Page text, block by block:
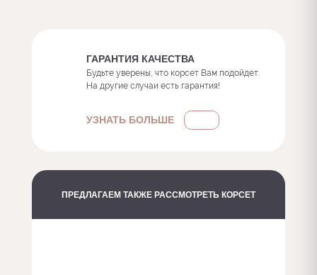
ГАРАНТИЯ КАЧЕСТВА
Будьте уверены, что корсет Вам подойдет.
На другие случаи есть гарантия!
УЗНАТЬ БОЛЬШЕ
ПРЕДЛАГАЕМ ТАКЖЕ РАССМОТРЕТЬ КОРСЕТ